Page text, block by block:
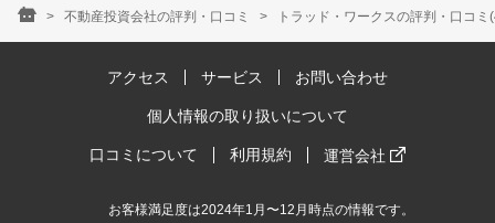
不動産投資会社の評判・口コミ トラッド・ワークスの評判・口コミ
アクセス サービス お問い合わせ
個人情報の取り扱いについて
口コミについて 利用規約 運営会社
お客様満足度は2024年1月〜12月時点の情報です。